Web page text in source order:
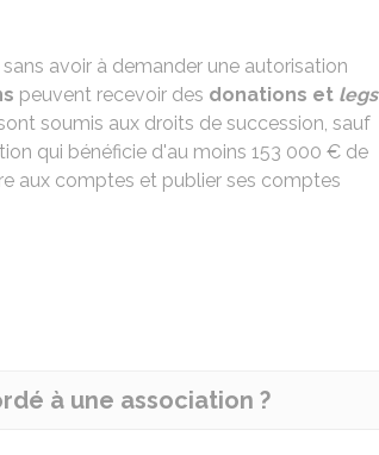
sans avoir à demander une autorisation
peuvent recevoir des donations et legs
soumis aux droits de succession, sauf
qui bénéficie d'au moins 153 000 € de
aux comptes et publier ses comptes
à une association ?